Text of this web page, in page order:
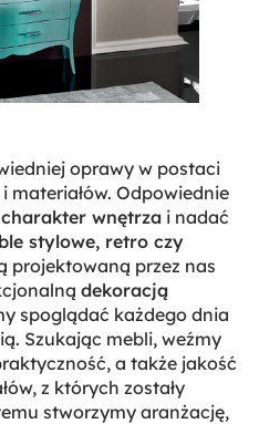
oprawy w postaci
materiałów. Odpowiednie
wnętrza i nadać
stylowe, retro czy
projektowaną przez nas
dekoracją
spoglądać każdego dnia
Szukając mebli, weźmy
a także jakość
z których zostały
stworzymy aranżację,